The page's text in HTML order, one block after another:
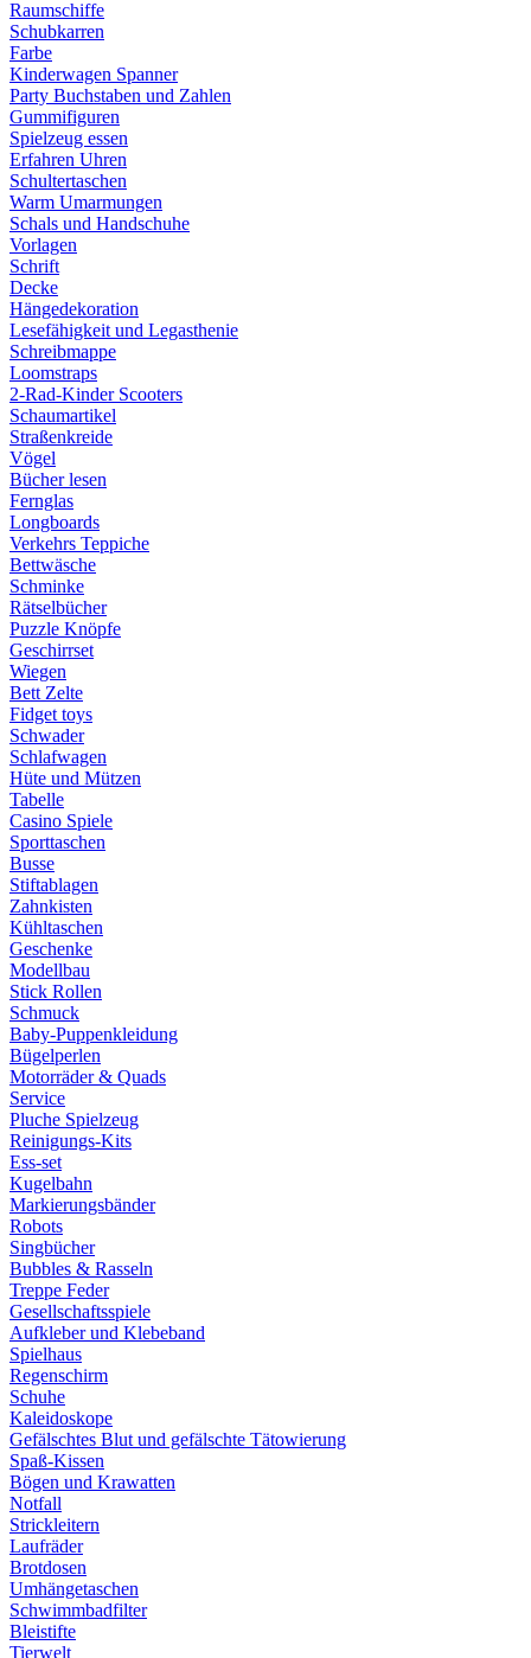
Raumschiffe
Schubkarren
Farbe
Kinderwagen Spanner
Party Buchstaben und Zahlen
Gummifiguren
Spielzeug essen
Erfahren Uhren
Schultertaschen
Warm Umarmungen
Schals und Handschuhe
Vorlagen
Schrift
Decke
Hängedekoration
Lesefähigkeit und Legasthenie
Schreibmappe
Loomstraps
2-Rad-Kinder Scooters
Schaumartikel
Straßenkreide
Vögel
Bücher lesen
Fernglas
Longboards
Verkehrs Teppiche
Bettwäsche
Schminke
Rätselbücher
Puzzle Knöpfe
Geschirrset
Wiegen
Bett Zelte
Fidget toys
Schwader
Schlafwagen
Hüte und Mützen
Tabelle
Casino Spiele
Sporttaschen
Busse
Stiftablagen
Zahnkisten
Kühltaschen
Geschenke
Modellbau
Stick Rollen
Schmuck
Baby-Puppenkleidung
Bügelperlen
Motorräder & Quads
Service
Pluche Spielzeug
Reinigungs-Kits
Ess-set
Kugelbahn
Markierungsbänder
Robots
Singbücher
Bubbles & Rasseln
Treppe Feder
Gesellschaftsspiele
Aufkleber und Klebeband
Spielhaus
Regenschirm
Schuhe
Kaleidoskope
Gefälschtes Blut und gefälschte Tätowierung
Spaß-Kissen
Bögen und Krawatten
Notfall
Strickleitern
Laufräder
Brotdosen
Umhängetaschen
Schwimmbadfilter
Bleistifte
Tierwelt